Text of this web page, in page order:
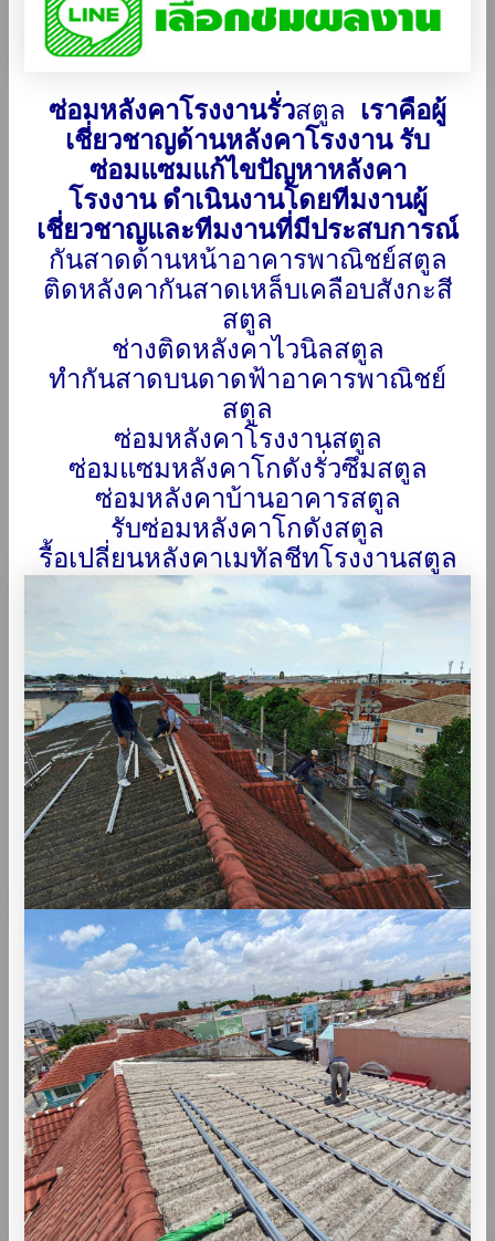
ซ่อมหลังคาโรงงานรั่วสตูล เราคือผู้
เชี่ยวชาญด้านหลังคาโรงงาน รับ
ซ่อมแซมแก้ไขปัญหาหลังคา
โรงงาน ดำเนินงานโดยทีมงานผู้
เชี่ยวชาญและทีมงานที่มีประสบการณ์
กันสาดด้านหน้าอาคารพาณิชย์สตูล
ติดหลังคากันสาดเหล็บเคลือบสังกะสี
สตูล
ช่างติดหลังคาไวนิลสตูล
ทำกันสาดบนดาดฟ้าอาคารพาณิชย์
สตูล
ซ่อมหลังคาโรงงานสตูล
ซ่อมแซมหลังคาโกดังรั่วซึมสตูล
ซ่อมหลังคาบ้านอาคารสตูล
รับซ่อมหลังคาโกดังสตูล
รื้อเปลี่ยนหลังคาเมทัลชีทโรงงานสตูล